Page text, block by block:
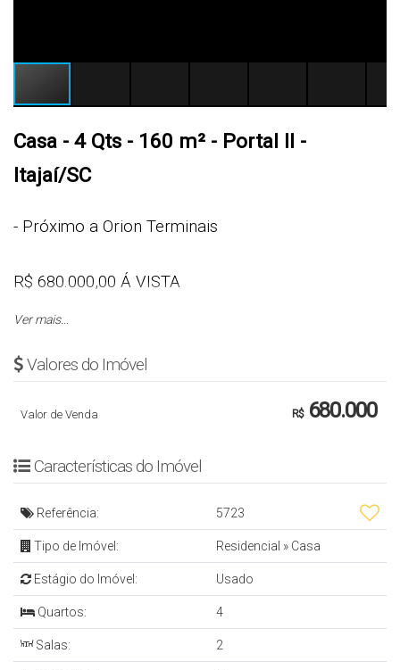
Casa - 4 Qts - 160 m² - Portal II -
Itajaí/SC
- Próximo a Orion Terminais
R$ 680.000,00 Á VISTA
Cód.: 5723
CASA
- Sala de Estar e Jantar
- Cozinha
- Banheiros Sociais
- Lavanderia
- Área Externa C/ Churrasqueira
- Banheiro na Área Externa
- Vagas de Garagem
- 160 m²
Ver mais...
Valores do Imóvel
R$680.000
Valor de Venda
Características do Imóvel
Referência: 5723
Tipo de Imóvel: Residencial » Casa
Estágio do Imóvel: Usado
Quartos: 4
Salas: 2